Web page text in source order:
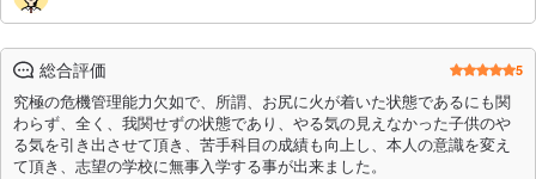
総合評価 5
究極の危機管理能力欠如で、所謂、お尻に火が着いた状態であるにも関
わらず、全く、我関せずの状態であり、やる気の見えなかった子供のや
る気を引き出させて頂き、苦手科目の成績も向上し、本人の意識を変え
て頂き、志望の学校に無事入学する事が出来ました。